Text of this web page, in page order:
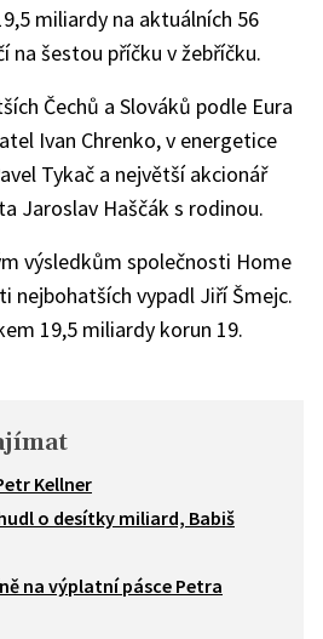
miliardy na aktuálních 56
na šestou příčku v žebříčku.
Čechů a Slováků podle Eura
Ivan Chrenko, v energetice
Tykač a největší akcionář
Jaroslav Haščák s rodinou.
výsledkům společnosti Home
nejbohatších vypadl Jiří Šmejc.
19,5 miliardy korun 19.
Kellner
o desítky miliard, Babiš
na výplatní pásce Petra